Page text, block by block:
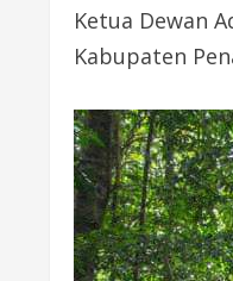
Ketua Dewan
Kabupaten